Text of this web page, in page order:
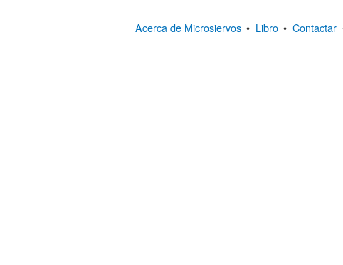
Acerca de Microsiervos • Libro • Contactar